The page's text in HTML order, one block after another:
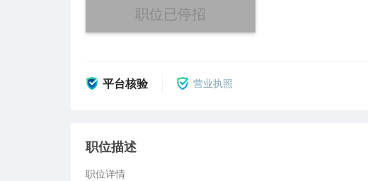
职位已停招
平台核验 营业执照
职位描述
职位详情